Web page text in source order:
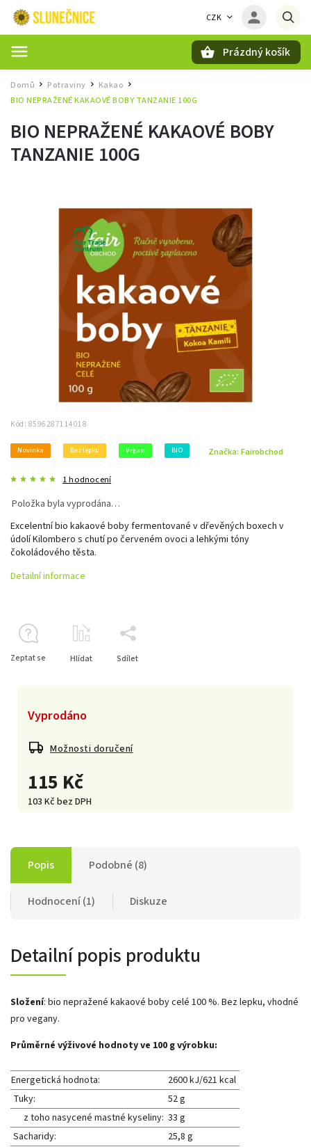
CZK
Prázdný košík
Domů / Potraviny Kakao /
BIO NEPRAŽENÉ KAKAOVÉ BOBY TANZANIE 100G
BIO NEPRAŽENÉ KAKAOVÉ BOBY
TANZANIE 100G
Kód: 8596287114018
Novinka Bez lepku Vegan BIO
1 hodnocení
Značka: Fairobchod
115 Kč
103 Kč bez DPH
Vyprodáno
Možnosti doručení
Položka byla vyprodána…
Excelentní bio kakaové boby fermentované v dřevěných boxech v
údolí Kilombero s chutí po červeném ovoci a lehkými tóny
čokoládového těsta.
Detailní informace
Zeptat se Hlídat Sdílet
Popis Podobné (8)
Hodnocení (1) Diskuze
Detailní popis produktu
Složení: bio nepražené kakaové boby celé 100 %. Bez lepku, vhodné
pro vegany.
Průměrné výživové hodnoty ve 100 g výrobku:
Energetická hodnota:
2600 kJ/621 kcal
Tuky:
52 g
z toho nasycené mastné kyseliny: 33 g
Sacharidy:
25,8 g